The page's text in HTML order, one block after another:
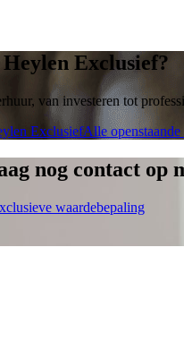
Exclusief?
van investeren tot
ExclusiefAlle openstaande
nog contact op
waardebepaling